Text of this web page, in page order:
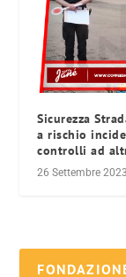
Sicurezza
a rischio
controlli ad
26 Settembre 2023